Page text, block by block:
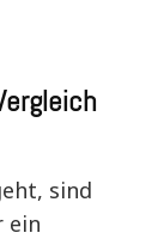
sind
ein